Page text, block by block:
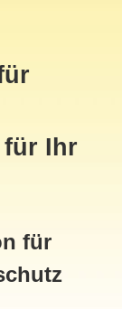
für Ihr
für